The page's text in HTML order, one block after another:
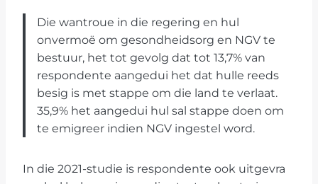
Die wantroue in die regering en hul
onvermoë om gesondheidsorg en NGV te
bestuur, het tot gevolg dat tot 13,7% van
respondente aangedui het dat hulle reeds
besig is met stappe om die land te verlaat.
35,9% het aangedui hul sal stappe doen om
te emigreer indien NGV ingestel word.
In die 2021-studie is respondente ook uitgevra